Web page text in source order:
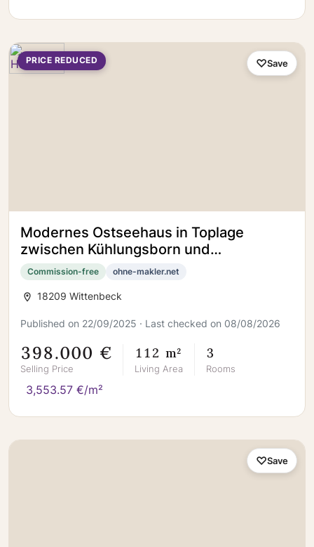
PRICE REDUCED
Modernes Ostseehaus in Toplage
zwischen Kühlungsborn und
Heiligendamm
Commission-free ohne-makler.net
18209 Wittenbeck
Published on 22/09/2025 · Last checked on 08/08/2026
398.000 €
Selling Price
112 m²
Living Area
3
Rooms
3,553.57 €/m²
Save
Save